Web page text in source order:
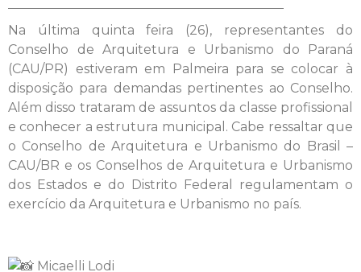
Na última quinta feira (26), representantes do
Conselho de Arquitetura e Urbanismo do Paraná
(CAU/PR) estiveram em Palmeira para se colocar à
disposição para demandas pertinentes ao Conselho.
Além disso trataram de assuntos da classe profissional
e conhecer a estrutura municipal. Cabe ressaltar que
o Conselho de Arquitetura e Urbanismo do Brasil –
CAU/BR e os Conselhos de Arquitetura e Urbanismo
dos Estados e do Distrito Federal regulamentam o
exercício da Arquitetura e Urbanismo no país.
Micaelli Lodi